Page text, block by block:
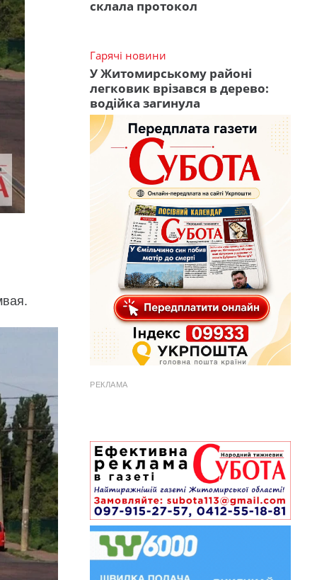
склала протокол
Гарячі новини
У Житомирському районі
легковик врізався в дерево:
водійка загинула
РЕКЛАМА